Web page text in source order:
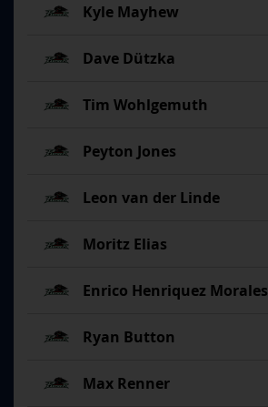
Kyle Mayhew
Dave Dützka
Tim Wohlgemuth
Peyton Jones
Leon van der Linde
Moritz Elias
Enrico Henriquez Morales
Ryan Button
Max Renner